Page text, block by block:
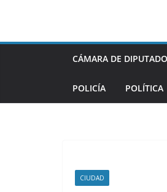
contenido
CÁMARA DE
POLICÍA POLÍTICA
CIUDAD